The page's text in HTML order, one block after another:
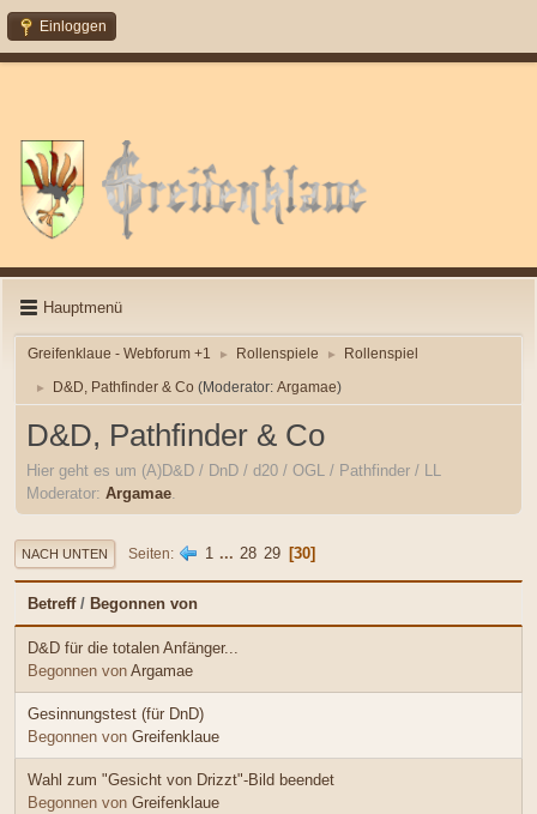
Einloggen
Hauptmenü
Greifenklaue - Webforum +1 ► Rollenspiele ► Rollenspiel
► D&D, Pathfinder & Co (Moderator: Argamae)
D&D, Pathfinder & Co
Hier geht es um (A)D&D / DnD / d20 / OGL / Pathfinder / LL
Moderator: Argamae.
NACH UNTEN Seiten 1 ... 28 29 30
Betreff/ Begonnen von
D&D für die totalen Anfänger...
Begonnen von Argamae
Gesinnungstest (für DnD)
Begonnen von Greifenklaue
Wahl zum "Gesicht von Drizzt"-Bild beendet
Begonnen von Greifenklaue